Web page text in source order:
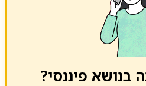
בנושא פיננסי?